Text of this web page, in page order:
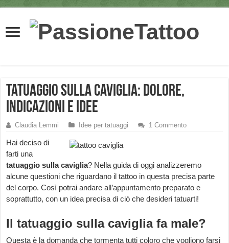
Tatuaggio sulla caviglia: dolore,
indicazioni e idee
Claudia Lemmi Idee per tatuaggi 1 Commento
Hai deciso di
farti una
tatuaggio sulla caviglia? Nella guida di oggi analizzeremo
alcune questioni che riguardano il tattoo in questa precisa parte
del corpo. Così potrai andare all’appuntamento preparato e
soprattutto, con un idea precisa di ciò che desideri tatuarti!
Il tatuaggio sulla caviglia fa male?
Questa è la domanda che tormenta tutti coloro che vogliono farsi